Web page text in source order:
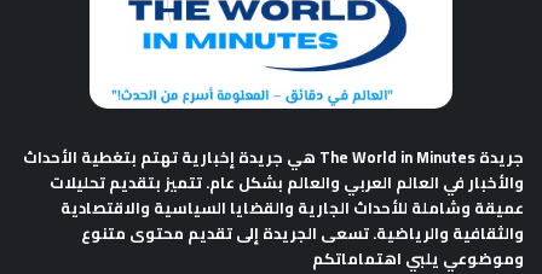
جريدة The World in Minutes
هي جريدة إخبارية تهتم بتغطية الأحداث
والأخبار في العالم العربي والعالم بشكل عام. تتميز بتقديم تحليلات
عميقة وشاملة للأحداث الجارية والقضايا السياسية والاقتصادية
والثقافية والرياضية. تسعى الجريدة إلى تقديم محتوى متنوع
وموضوعي يلبي اهتماماتكم